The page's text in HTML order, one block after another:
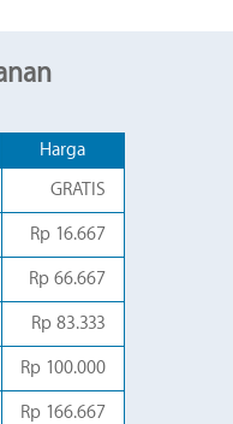
Harga
GRATIS
Rp 16.667
Rp 66.667
Rp 83.333
Rp 100.000
Rp 166.667